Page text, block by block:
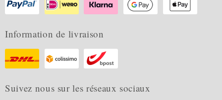
Information de livraison
Suivez nous sur les réseaux sociaux